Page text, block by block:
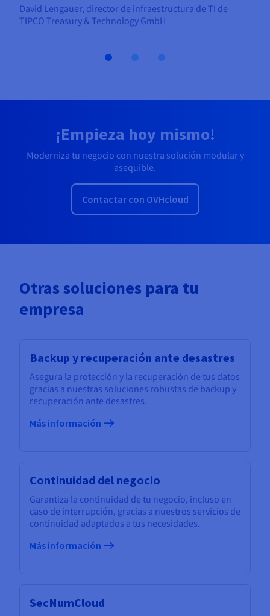
David Lengauer, director de infraestructura de TI de
TIPCO Treasury & Technology GmbH
¡Empieza hoy mismo!
Moderniza tu negocio con nuestra solución modular y
asequible.
Contactar con OVHcloud
Otras soluciones para tu
empresa
Backup y recuperación ante desastres
Asegura la protección y la recuperación de tus datos
gracias a nuestras soluciones robustas de backup y
recuperación ante desastres.
Más información
Continuidad del negocio
Garantiza la continuidad de tu negocio, incluso en
caso de interrupción, gracias a nuestros servicios de
continuidad adaptados a tus necesidades.
Más información
SecNumCloud